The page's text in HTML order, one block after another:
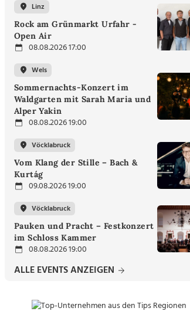
Linz
Rock am Grünmarkt Urfahr -
Open Air
08.08.2026 17:00
Wels
Sommernachts-Konzert im
Waldgarten mit Sarah Maria und
Alper Yakin
08.08.2026 19:00
Vöcklabruck
Vom Klang der Stille – Bach &
Kurtág
09.08.2026 19:00
Vöcklabruck
Pauken und Pracht – Festkonzert
im Schloss Kammer
08.08.2026 19:00
ALLE EVENTS ANZEIGEN